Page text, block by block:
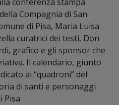
Compagnia di San
di Pisa, Maria Luisa
curatrici dei testi, Don
grafico e gli sponsor che
Il calendario, giunto
ai “quadroni” del
di santi e personaggi
Pisa.